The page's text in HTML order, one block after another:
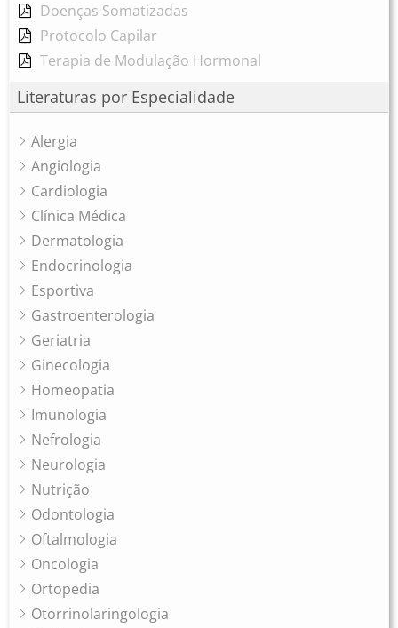
Doenças Somatizadas
Protocolo Capilar
Terapia de Modulação Hormonal
Literaturas por Especialidade
Alergia
Angiologia
Cardiologia
Clínica Médica
Dermatologia
Endocrinologia
Esportiva
Gastroenterologia
Geriatria
Ginecologia
Homeopatia
Imunologia
Nefrologia
Neurologia
Nutrição
Odontologia
Oftalmologia
Oncologia
Ortopedia
Otorrinolaringologia